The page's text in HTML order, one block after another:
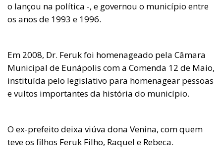
o lançou na política -, e governou o município entre
os anos de 1993 e 1996.
Em 2008, Dr. Feruk foi homenageado pela Câmara
Municipal de Eunápolis com a Comenda 12 de Maio,
instituída pelo legislativo para homenagear pessoas
e vultos importantes da história do município.
O ex-prefeito deixa viúva dona Venina, com quem
teve os filhos Feruk Filho, Raquel e Rebeca.